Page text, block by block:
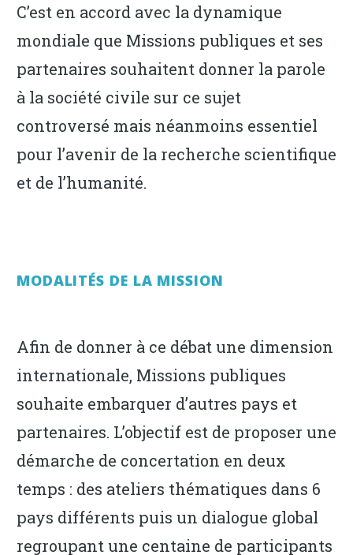
C’est en accord avec la dynamique
mondiale que Missions publiques et ses
partenaires souhaitent donner la parole
à la société civile sur ce sujet
controversé mais néanmoins essentiel
pour l’avenir de la recherche scientifique
et de l’humanité.
MODALITÉS DE LA MISSION
Afin de donner à ce débat une dimension
internationale, Missions publiques
souhaite embarquer d’autres pays et
partenaires. L’objectif est de proposer une
démarche de concertation en deux
temps : des ateliers thématiques dans 6
pays différents puis un dialogue global
regroupant une centaine de participants